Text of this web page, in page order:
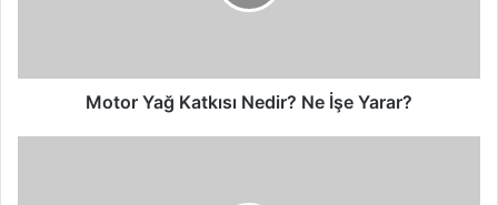
Motor Yağ Katkısı Nedir? Ne İşe Yarar?